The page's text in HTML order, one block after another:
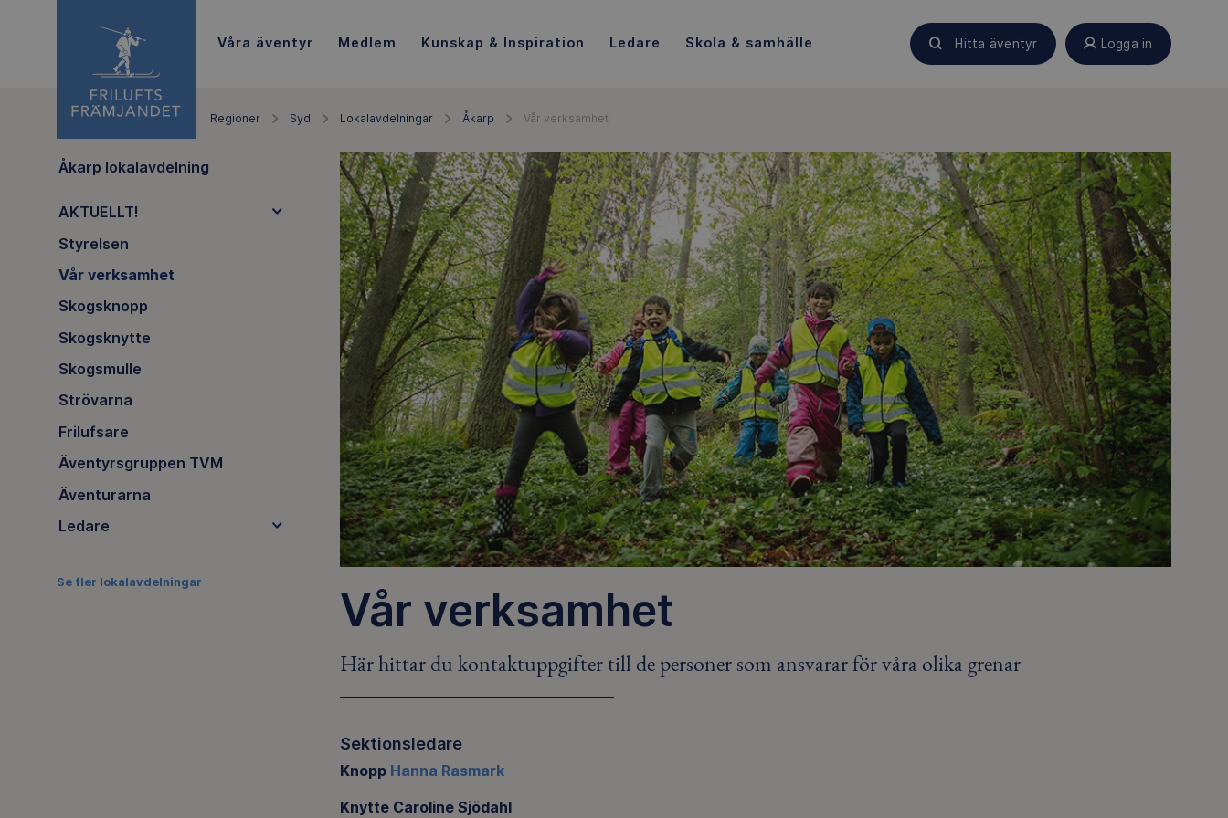
Våra äventyr Medlem Kunskap & Inspiration Ledare Skola & samhälle Hitta äventyr Logga in
Regioner Syd Lokalavdelningar Åkarp Vår verksamhet
Åkarp lokalavdelning
AKTUELLT!
Styrelsen
Vår verksamhet
Skogsknopp
Skogsknytte
Skogsmulle
Strövarna
Frilufsare
Äventyrsgruppen TVM
Äventurarna
Ledare
Se fler lokalavdelningar
Vår verksamhet
Här hittar du kontaktuppgifter till de personer som ansvarar för våra olika grenar
Sektionsledare
Knopp Hanna Rasmark
Knytte Caroline Sjödahl